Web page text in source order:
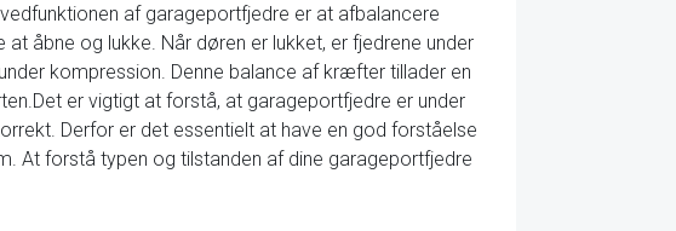
af garageportfjedre er at afbalancere
åbne og lukke. Når døren er lukket, er fjedrene under
kompression. Denne balance af kræfter tillader en
er vigtigt at forstå, at garageportfjedre er under
Derfor er det essentielt at have en god forståelse
At forstå typen og tilstanden af dine garageportfjedre